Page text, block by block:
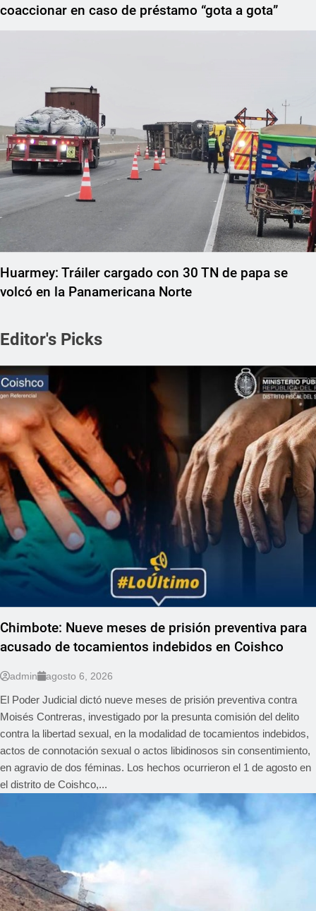
coaccionar en caso de préstamo “gota a gota”
Huarmey: Tráiler cargado con 30 TN de papa se
volcó en la Panamericana Norte
Editor's Picks
REGIONAL
Chimbote: Nueve meses de prisión preventiva para
acusado de tocamientos indebidos en Coishco
admin agosto 6, 2026
El Poder Judicial dictó nueve meses de prisión preventiva contra
Moisés Contreras, investigado por la presunta comisión del delito
contra la libertad sexual, en la modalidad de tocamientos indebidos,
actos de connotación sexual o actos libidinosos sin consentimiento,
en agravio de dos féminas. Los hechos ocurrieron el 1 de agosto en
el distrito de Coishco,...